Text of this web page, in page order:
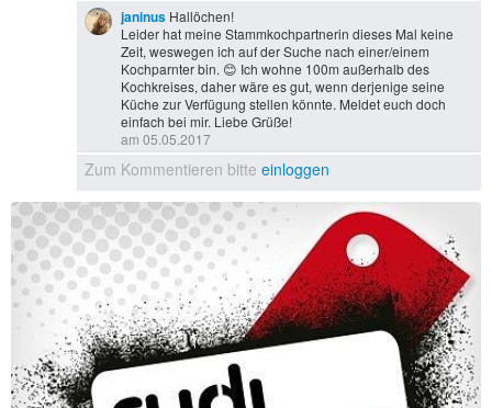
janinus Hallöchen!
Leider hat meine Stammkochpartnerin dieses Mal keine
Zeit, weswegen ich auf der Suche nach einer/einem
Kochparnter bin. 😊 Ich wohne 100m außerhalb des
Kochkreises, daher wäre es gut, wenn derjenige seine
Küche zur Verfügung stellen könnte. Meldet euch doch
einfach bei mir. Liebe Grüße​!
am 05.05.2017
Zum Kommentieren bitte einloggen